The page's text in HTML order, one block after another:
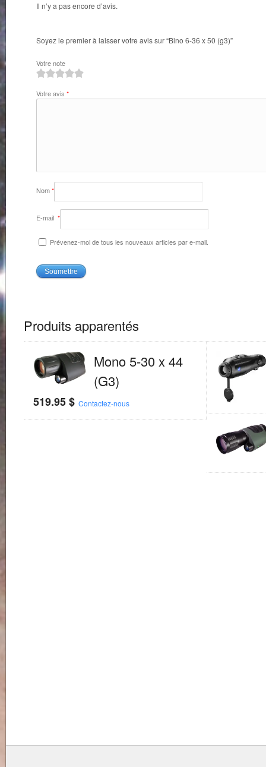
Il n’y a pas encore d’avis.
Soyez le premier à laisser votre avis sur “Bino 6-36 x 50 (g3)”
Votre note
Votre avis *
Nom*
E-mail *
Prévenez-moi de tous les nouveaux articles par e-mail.
Produits apparentés
Mono 5-30 x 44
(G3)
519.95$ Contactez-nous